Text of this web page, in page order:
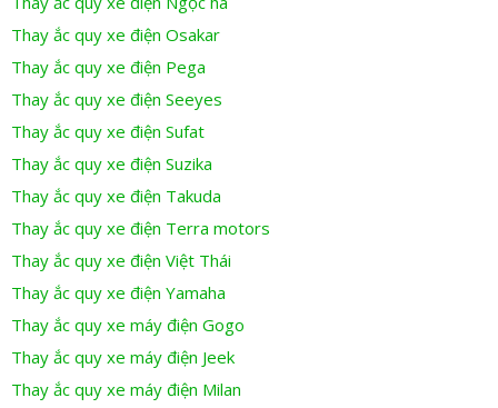
Thay ắc quy xe điện Osakar
Thay ắc quy xe điện Pega
Thay ắc quy xe điện Seeyes
Thay ắc quy xe điện Sufat
Thay ắc quy xe điện Suzika
Thay ắc quy xe điện Takuda
Thay ắc quy xe điện Terra motors
Thay ắc quy xe điện Việt Thái
Thay ắc quy xe điện Yamaha
Thay ắc quy xe máy điện Gogo
Thay ắc quy xe máy điện Jeek
Thay ắc quy xe máy điện Milan